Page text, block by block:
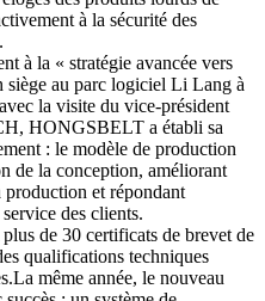
à la sécurité des
à la « stratégie avancée vers
au parc logiciel Li Lang à
la visite du vice-président
HONGSBELT a établi sa
: le modèle de production
de la conception, améliorant
et répondant
des clients.
de 30 certificats de brevet de
qualifications techniques
même année, le nouveau